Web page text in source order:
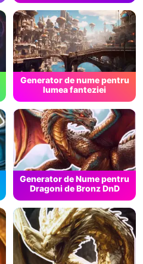
Generator de nume pentru
lumea fanteziei
Generator de Nume pentru
Dragoni de Bronz DnD